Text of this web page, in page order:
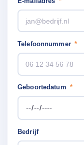
Telefoonnummer *
Geboortedatum *
Bedrijf